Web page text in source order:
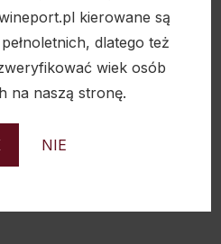
kierowane są
dlatego też
wiek osób
na naszą stronę.
NIE
SAN GIMIGNANO SENSI
0,75L 13%